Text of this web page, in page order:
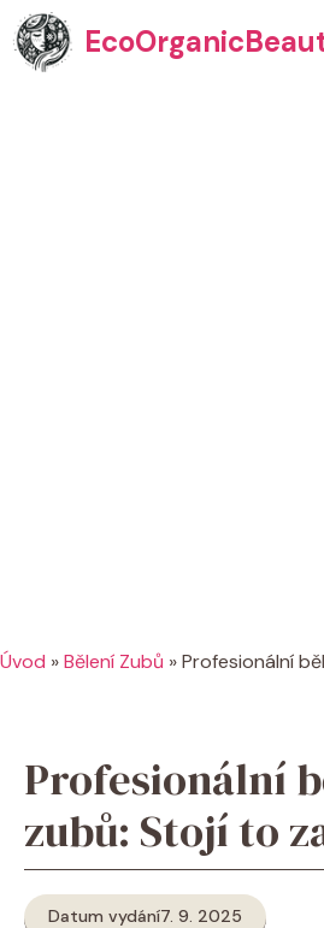
Přeskočit
na
obsah
Úvod »Bělení Zubů »Profesionální
Profesionální
zubů: Stojí to
Datum vydání7. 9. 2025